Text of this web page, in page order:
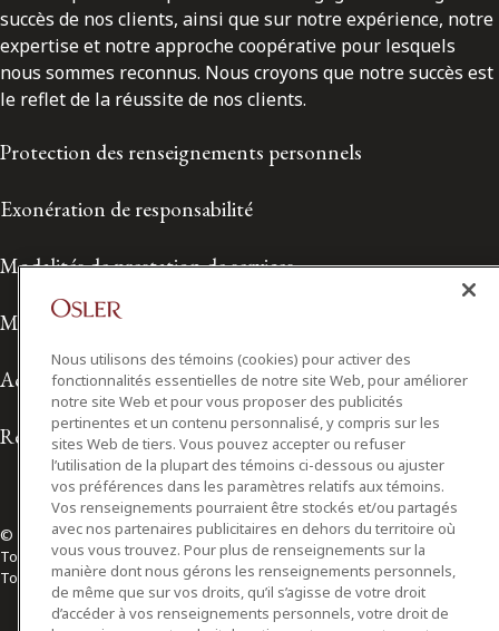
succès de nos clients, ainsi que sur notre expérience, notre
expertise et notre approche coopérative pour lesquels
nous sommes reconnus. Nous croyons que notre succès est
le reflet de la réussite de nos clients.
Protection des renseignements personnels
Exonération de responsabilité
Modalités de prestation de services
Modalités d'utilisation
Accessibilité
Relations avec les médias
© 2026 Osler, Hoskin & Harcourt S.E.N.C.R.L./s.r.l.
Tous droits réservés
Toronto | Montréal | Calgary | Vancouver | Ottawa | New York
Nous utilisons des témoins (cookies) pour activer des
fonctionnalités essentielles de notre site Web, pour améliorer
notre site Web et pour vous proposer des publicités
pertinentes et un contenu personnalisé, y compris sur les
sites Web de tiers. Vous pouvez accepter ou refuser
l’utilisation de la plupart des témoins ci-dessous ou ajuster
vos préférences dans les paramètres relatifs aux témoins.
Vos renseignements pourraient être stockés et/ou partagés
avec nos partenaires publicitaires en dehors du territoire où
vous vous trouvez. Pour plus de renseignements sur la
manière dont nous gérons les renseignements personnels,
de même que sur vos droits, qu’il s’agisse de votre droit
d’accéder à vos renseignements personnels, votre droit de